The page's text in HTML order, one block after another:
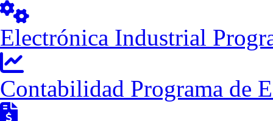
Electrónica Industrial
Contabilidad Programa de